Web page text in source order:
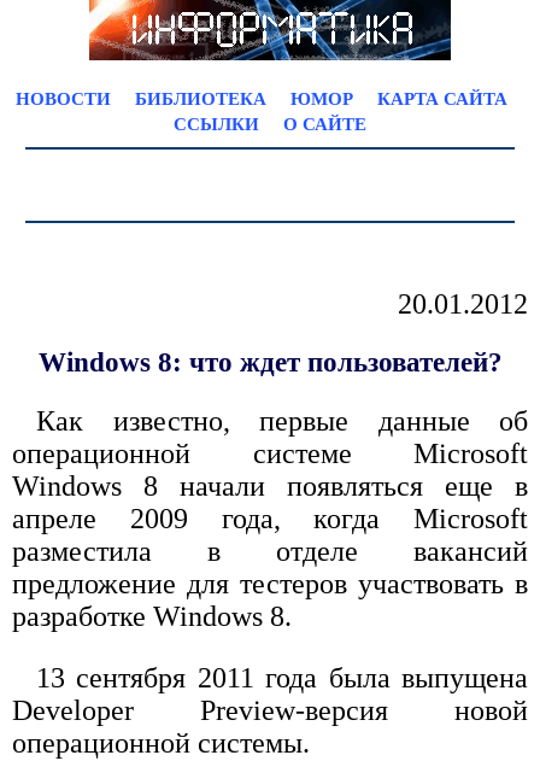
НОВОСТИ БИБЛИОТЕКА ЮМОР
КАРТА САЙТА
ССЫЛКИ
О САЙТЕ
20.01.2012
Windows 8: что ждет пользователей?
Как известно, первые данные об
операционной системе Microsoft
Windows 8 начали появляться еще в
апреле 2009 года, когда Microsoft
разместила в отделе вакансий
предложение для тестеров участвовать в
разработке Windows 8.
13 сентября 2011 года была выпущена
Developer Preview-версия новой
операционной системы.